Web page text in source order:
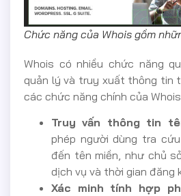
Chức năng của Whois gồm
Whois có nhiều chức năng
quản lý và truy xuất thông tin
các chức năng chính của
Truy vấn thông tin
phép người dùng tra
đến tên miền, như chủ
dịch vụ và thời gian đăng
Xác minh tính hợp